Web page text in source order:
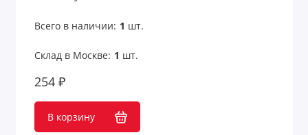
Товары для животных
Товары для лета
Товары для сауны
Товары из бамбука
Всего в наличии: 1 шт.
Склад в Москве: 1 шт.
254 ₽
В корзину